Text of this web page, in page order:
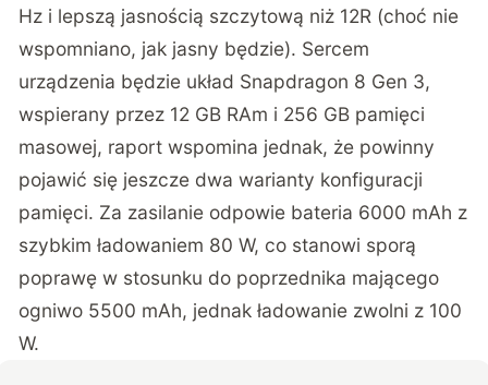
Hz i lepszą jasnością szczytową niż 12R (choć nie
wspomniano, jak jasny będzie). Sercem
urządzenia będzie układ Snapdragon 8 Gen 3,
wspierany przez 12 GB RAm i 256 GB pamięci
masowej, raport wspomina jednak, że powinny
pojawić się jeszcze dwa warianty konfiguracji
pamięci. Za zasilanie odpowie bateria 6000 mAh z
szybkim ładowaniem 80 W, co stanowi sporą
poprawę w stosunku do poprzednika mającego
ogniwo 5500 mAh, jednak ładowanie zwolni z 100
W.